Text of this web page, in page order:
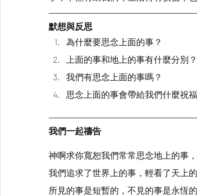
默想與反思
為什麼要思念上面的事？
上面的事和地上的事有什麼分別？
我們有思念上面的事嗎？
思念上面的事會帶給我們什麼祝
我們一起禱告
神啊求你寬恕我們常常思念地上的事
我們追求了世界上的事，輕看了天上的
所見的事是短暫的，不見的事是永恆